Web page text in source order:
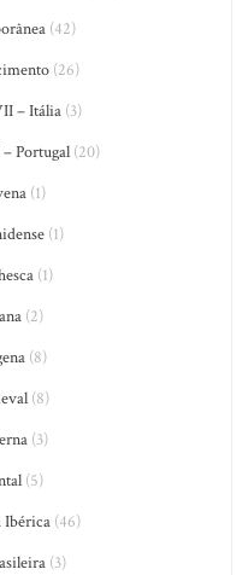
(42)
(26)
– Itália (3)
Portugal (20)
(1)
(1)
(1)
(2)
(8)
(8)
(3)
(5)
Ibérica(46)
(3)